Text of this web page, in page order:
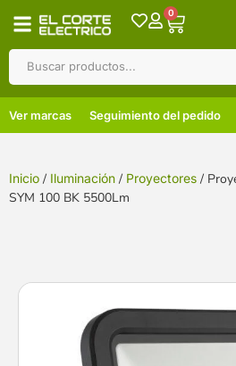
0
Ver marcas Seguimiento del pedido
Inicio / Iluminación / Proyectores /
SYM 100 BK 5500Lm